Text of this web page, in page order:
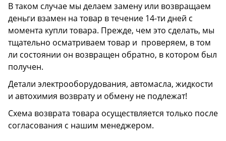
В таком случае мы делаем замену или возвращаем
деньги взамен на товар в течение 14-ти дней с
момента купли товара. Прежде, чем это сделать, мы
тщательно осматриваем товар и проверяем, в том
ли состоянии он возвращен обратно, в котором был
получен.
Детали электрооборудования, автомасла, жидкости
и автохимия возврату и обмену не подлежат!
Схема возврата товара осуществляется только после
согласования с нашим менеджером.